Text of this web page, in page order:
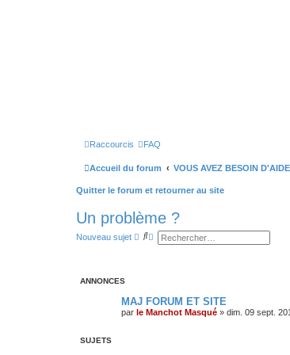
Raccourcis FAQ
Accueil du forum VOUS AVEZ BESOIN D'AIDE
Quitter le forum et retourner au site
Un problème ?
Nouveau sujet
R
h
e
R
h
e
ANNONCES
MAJ FORUM ET SITE
par le Manchot Masqué » dim. 09 sept.
SUJETS